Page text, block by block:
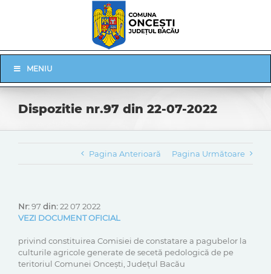
Navigation
MENIU
Dispozitie nr.97 din 22-07-2022
Pagina Anterioară Pagina Următoare
Nr:97 din:22 07 2022
VEZI DOCUMENT OFICIAL
privind constituirea Comisiei de constatare a pagubelor la
culturile agricole generate de secetă pedologică de pe
teritoriul Comunei Onceşti, Judeţul Bacău